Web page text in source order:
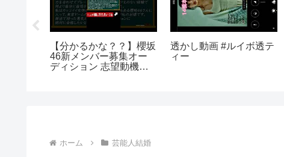
【分かるかな？？】櫻坂
46新メンバー募集オー
ディション 志望動機の
透かし動画 #ルイボ透テ
ィー
ホーム 芸能人結婚